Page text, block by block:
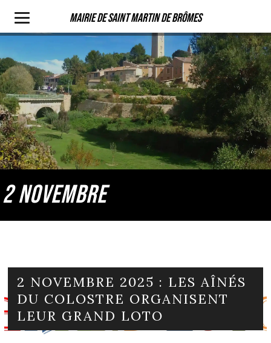
Mairie de Saint Martin de Brômes
2 NOVEMBRE
2 NOVEMBRE 2025 : LES AÎNÉS
DU COLOSTRE ORGANISENT
LEUR GRAND LOTO